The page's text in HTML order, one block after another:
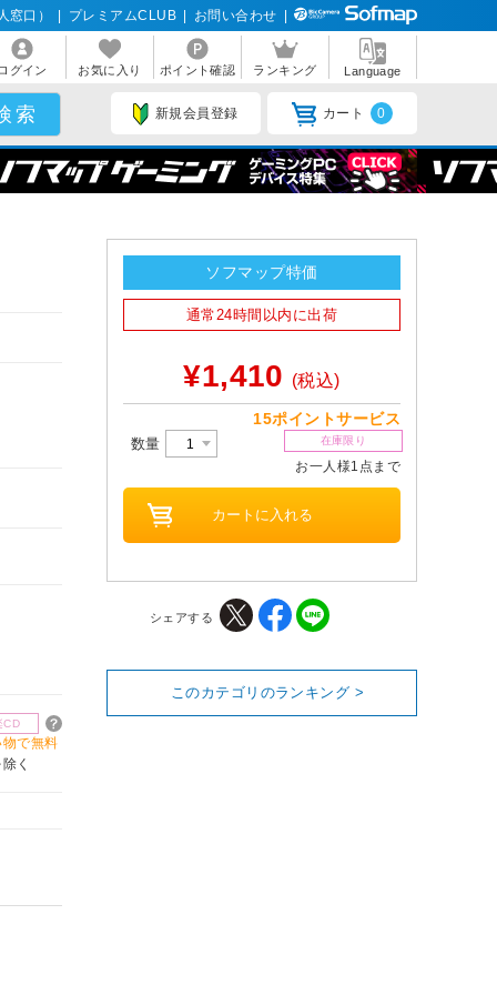
窓口） プレミアムCLUB お問い合わせ
グイン お気に入り ポイント確認 ランキング Language
新規会員登録 カート 0
CD
で無料
く
ソフマップ特価
通常24時間以内に出荷
¥1,410 (税込)
15ポイントサービス
数量 在庫限り
お一人様1点まで
シェアする
このカテゴリのランキング >